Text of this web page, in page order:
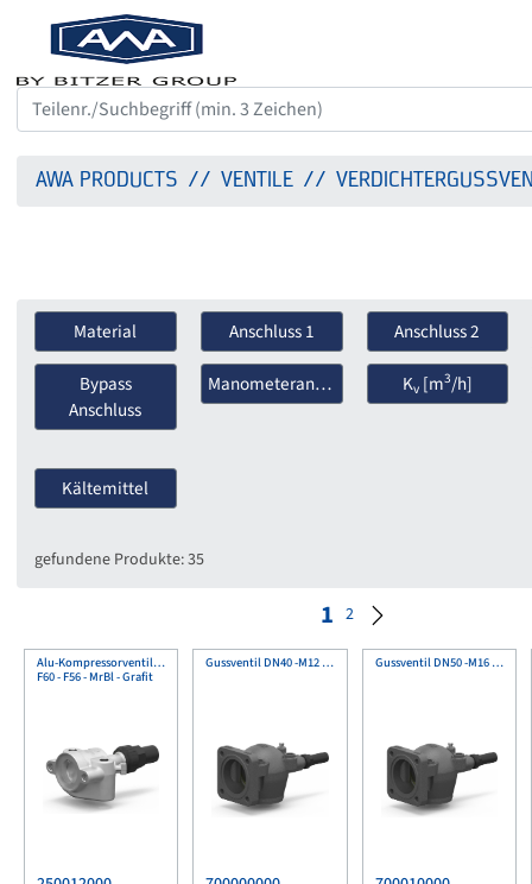
AWA PRODUCTS VENTILE
Material Anschluss 1
Anschluss 2
Bypass
Anschluss
Manometeranschluss Kv[m3/h]
Kältemittel
gefundene Produkte: 35
1 2
Alu-Kompressorventil Form12
F60 - F56 - MrBl - Grafit
Gussventil DN40 -M12 MnPh Gussventil DN50 -M16 MnPh